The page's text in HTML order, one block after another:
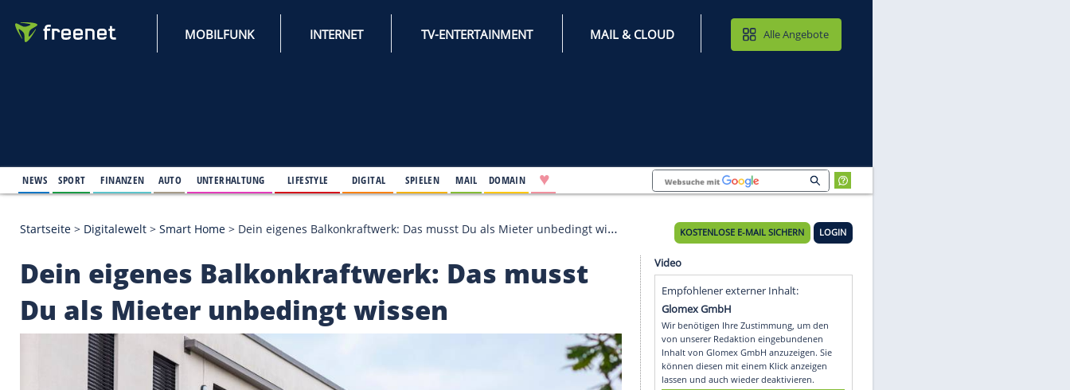
MOBILFUNK INTERNET TV-ENTERTAINMENT MAIL & CLOUD
KOSTENLOSE E-MAIL SICHERN
Startseite >Digitalewelt >Smart Home >Dein eigenes Balkonkraftwerk: Das musst Du als Mieter unbedingt wissen
Dein eigenes Balkonkraftwerk: Das musst
Du als Mieter unbedingt wissen
Empfohlener externer Inhalt:
Glomex GmbH